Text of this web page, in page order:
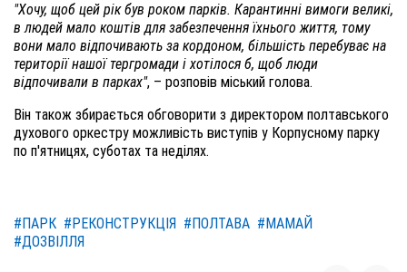
"Хочу, щоб цей рік був роком парків. Карантинні вимоги великі,
в людей мало коштів для забезпечення їхнього життя, тому
вони мало відпочивають за кордоном, більшість перебуває на
території нашої тергромади і хотілося б, щоб люди
відпочивали в парках", – розповів міський голова.
Він також збирається обговорити з директором полтавського
духового оркестру можливість виступів у Корпусному парку
по п'ятницях, суботах та неділях.
#ПАРК #РЕКОНСТРУКЦІЯ #ПОЛТАВА #МАМАЙ
#ДОЗВІЛЛЯ